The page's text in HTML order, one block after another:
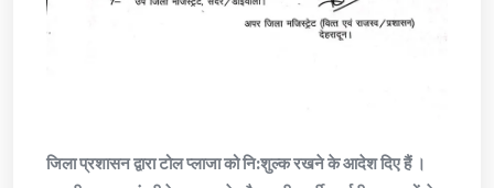
जिला प्रशासन द्वारा टोल प्लाजा को नि:शुल्क रखने के आदेश दिए हैं ।